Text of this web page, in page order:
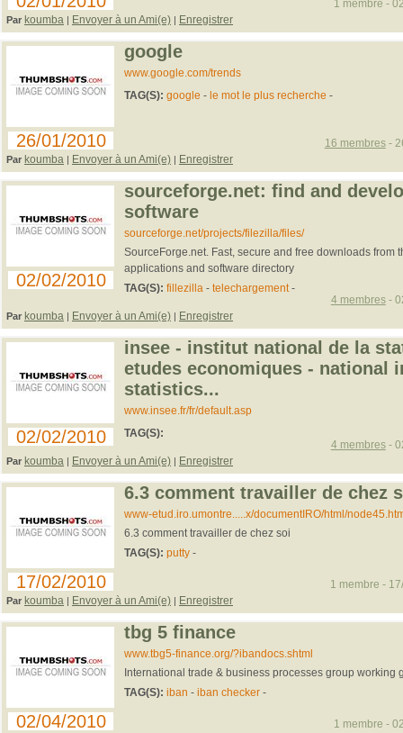
Par koumba | Envoyer à un Ami(e) | Enregistrer
1 membre -
26/01/2010
google
www.google.com/trends
TAG(S): google - le mot le plus recherche -
Par koumba | Envoyer à un Ami(e) | Enregistrer
16 membres-
02/02/2010
sourceforge.net: find and
software
sourceforge.net/projects/filezilla/files/
SourceForge.net. Fast, secure and free downloads from
applications and software directory
TAG(S): fillezilla - telechargement-
Par koumba | Envoyer à un Ami(e) | Enregistrer
4 membres-
02/02/2010
insee - institut national de la
etudes economiques - national
statistics...
www.insee.fr/fr/default.asp
TAG(S):
Par koumba | Envoyer à un Ami(e) | Enregistrer
4 membres-
17/02/2010
6.3 comment travailler de chez
www-etud.iro.umontre.....x/documentIRO/html/
6.3 comment travailler de chez soi
TAG(S): putty-
Par koumba | Envoyer à un Ami(e) | Enregistrer
1 membre -
02/04/2010
tbg 5 finance
www.tbg5-finance.org/?ibandocs.shtml
International trade & business processes group working
TAG(S): iban - iban checker-
1 membre -